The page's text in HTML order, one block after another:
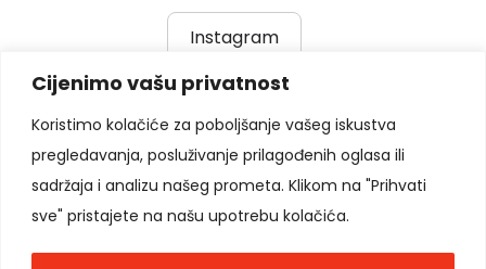
Cijenimo vašu privatnost
Koristimo kolačiće za poboljšanje vašeg iskustva
pregledavanja, posluživanje prilagođenih oglasa ili
sadržaja i analizu našeg prometa. Klikom na "Prihvati
sve" pristajete na našu upotrebu kolačića.
Instagram
Pratite nas